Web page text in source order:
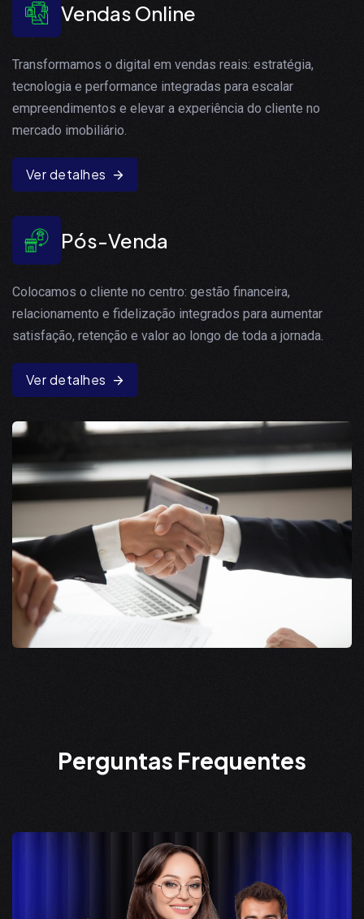
Vendas Online
Transformamos o digital em vendas reais: estratégia,
tecnologia e performance integradas para escalar
empreendimentos e elevar a experiência do cliente no
mercado imobiliário.
Ver detalhes
Pós-Venda
Colocamos o cliente no centro: gestão financeira,
relacionamento e fidelização integrados para aumentar
satisfação, retenção e valor ao longo de toda a jornada.
Ver detalhes
Perguntas Frequentes